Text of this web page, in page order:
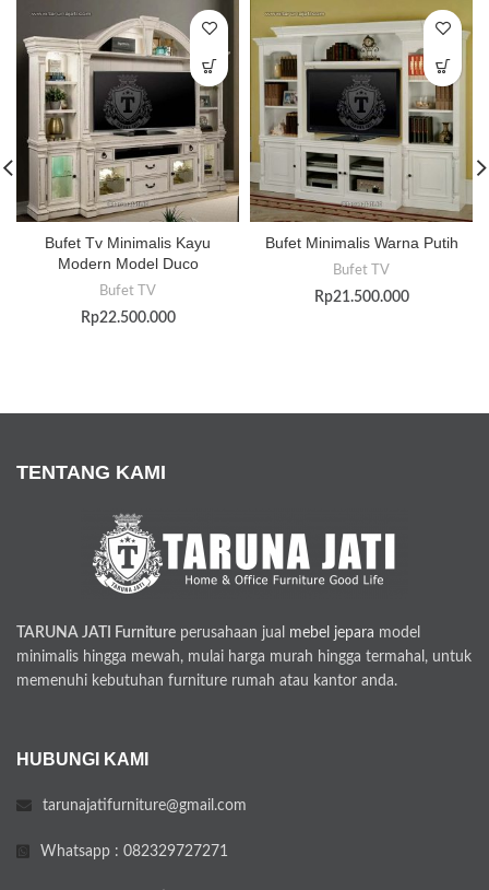
Bufet Tv Minimalis Kayu
Modern Model Duco
Bufet TV
Rp22.500.000
Bufet Minimalis Warna Putih
Bufet TV
Rp21.500.000
TENTANG KAMI
TARUNA JATI Furniture perusahaan jual mebel jepara model
minimalis hingga mewah, mulai harga murah hingga termahal, untuk
memenuhi kebutuhan furniture rumah atau kantor anda.
HUBUNGI KAMI
tarunajatifurniture@gmail.com
Whatsapp : 082329727271